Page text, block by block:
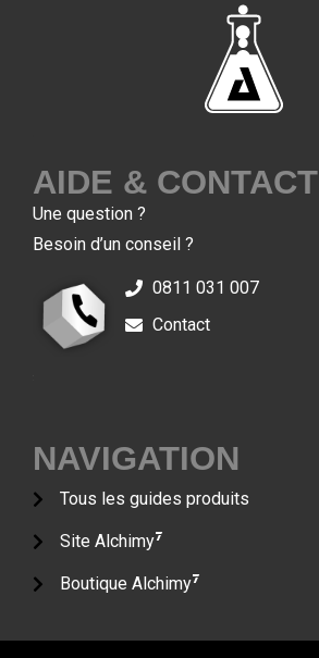
AIDE & CONTACT
Une question ?
Besoin d’un conseil ?
0811 031 007
Contact
NAVIGATION
Tous les guides produits
Site Alchimy7
Boutique Alchimy7